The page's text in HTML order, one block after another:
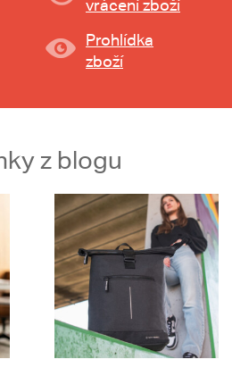
vrácení zboží
Prohlídka
zboží
z blogu